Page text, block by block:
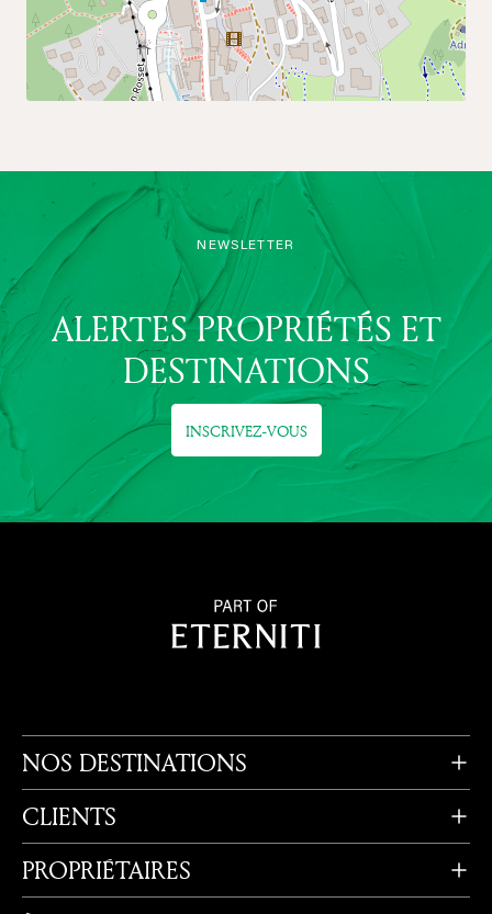
NEWSLETTER
ALERTES PROPRIÉTÉS ET
DESTINATIONS
INSCRIVEZ-VOUS
NOS DESTINATIONS
CLIENTS
PROPRIÉTAIRES